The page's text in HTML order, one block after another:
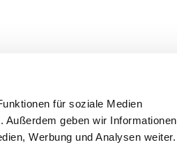
für soziale Medien
Außerdem geben wir Informationen
Werbung und Analysen weiter.